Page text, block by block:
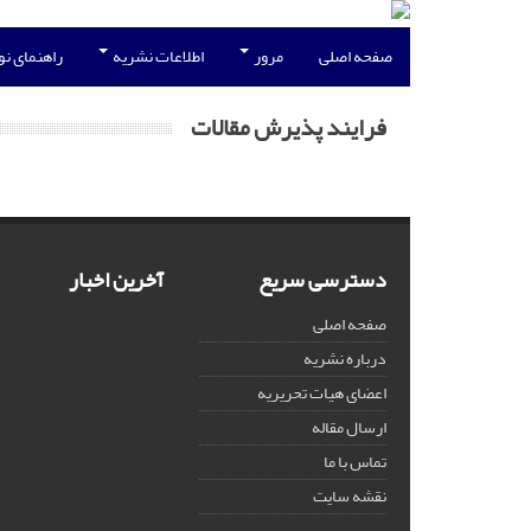
صفحه اصلی مرور اطلاعات نشریه راهنمای
فرایند پذیرش مقالات
دسترسی سریع
صفحه اصلی
درباره نشریه
اعضای هیات تحریریه
ارسال مقاله
تماس با ما
نقشه سایت
آخرین اخبار